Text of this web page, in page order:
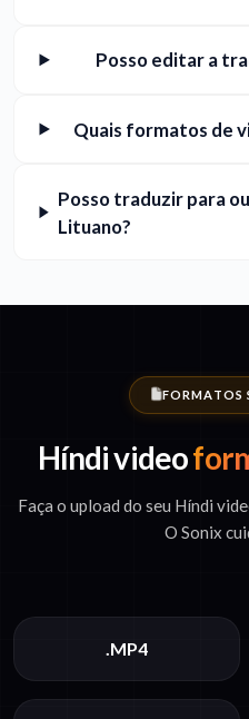
Posso editar a
Quais formatos de
Posso traduzir para
Lituano?
FORMATOS
Híndi video
Faça o upload do seu Híndi
O Sonix
.MP4